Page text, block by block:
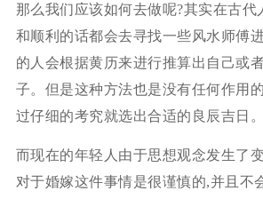
那么我们应该如何去做呢?其实在古代
和顺利的话都会去寻找一些风水师傅
的人会根据黄历来进行推算出自己或
子。但是这种方法也是没有任何作用
过仔细的考究就选出合适的良辰吉日。
而现在的年轻人由于思想观念发生了
对于婚嫁这件事情是很谨慎的,并且不